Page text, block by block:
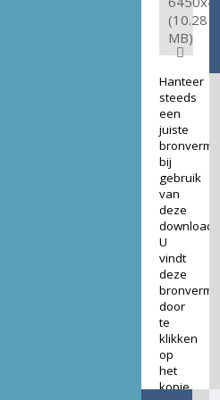
(10.28
MB)
Hanteer
steeds
een
juiste
bij
gebruik
van
deze
download.
U
vindt
deze
door
te
klikken
op
het
kopje